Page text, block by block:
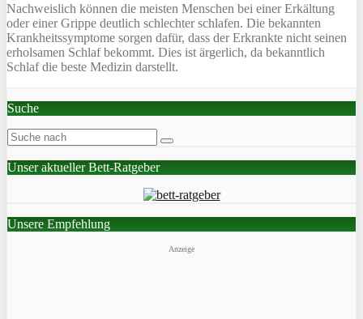
Nachweislich können die meisten Menschen bei einer Erkältung
oder einer Grippe deutlich schlechter schlafen. Die bekannten
Krankheitssymptome sorgen dafür, dass der Erkrankte nicht seinen
erholsamen Schlaf bekommt. Dies ist ärgerlich, da bekanntlich
Schlaf die beste Medizin darstellt.
Suche
Unser aktueller Bett-Ratgeber
Unsere Empfehlung
Anzeige